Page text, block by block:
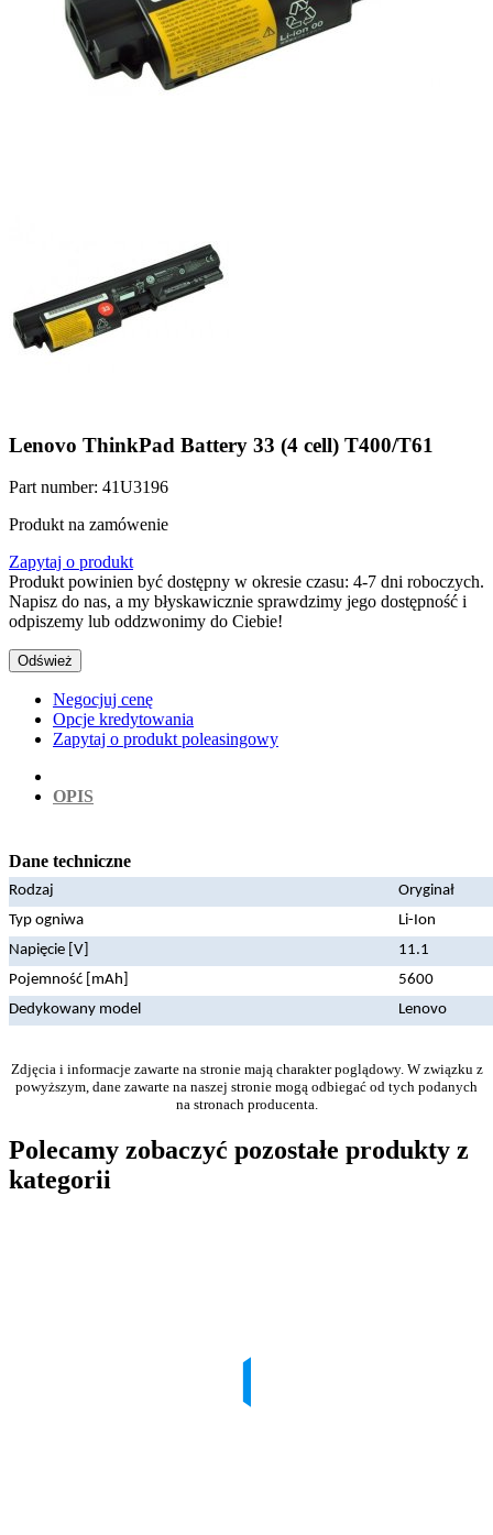
Lenovo ThinkPad Battery 33 (4 cell) T400/T61
Part number: 41U3196
Produkt na zamówenie
Zapytaj o produkt
Produkt powinien być dostępny w okresie czasu: 4-7 dni roboczych.
Napisz do nas, a my błyskawicznie sprawdzimy jego dostępność i
odpiszemy lub oddzwonimy do Ciebie!
Negocjuj cenę
Opcje kredytowania
Zapytaj o produkt poleasingowy
OPIS
Dane techniczne
Rodzaj
Oryginał
Typ ogniwa
Li-Ion
Napięcie [V]
11.1
Pojemność [mAh]
5600
Dedykowany model
Lenovo
Zdjęcia i informacje zawarte na stronie mają charakter poglądowy. W związku z
powyższym, dane zawarte na naszej stronie mogą odbiegać od tych podanych
na stronach producenta.
Polecamy zobaczyć pozostałe produkty z
kategorii